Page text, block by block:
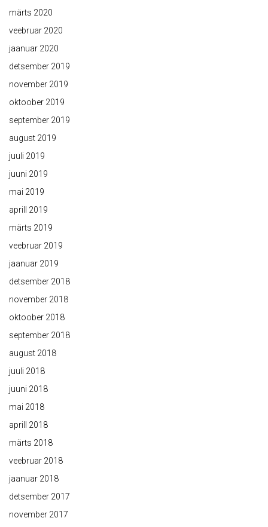
märts 2020
veebruar 2020
jaanuar 2020
detsember 2019
november 2019
oktoober 2019
september 2019
august 2019
juuli 2019
juuni 2019
mai 2019
aprill 2019
märts 2019
veebruar 2019
jaanuar 2019
detsember 2018
november 2018
oktoober 2018
september 2018
august 2018
juuli 2018
juuni 2018
mai 2018
aprill 2018
märts 2018
veebruar 2018
jaanuar 2018
detsember 2017
november 2017